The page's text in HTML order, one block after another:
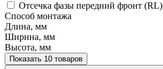
Отсечка фазы передний фронт (RL)
Способ монтажа
Длина, мм
Ширина, мм
Высота, мм
Показать 10 товаров